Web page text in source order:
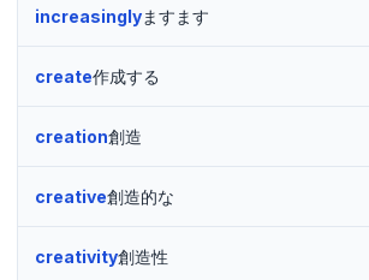
increasinglyますます
create作成する
creation創造
creative創造的な
creativity創造性